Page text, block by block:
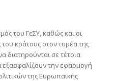
του ΓεΣΥ, καθώς και οι
κράτους στον τομέα της
διατηρούνται σε τέτοια
την εφαρμογή
της Ευρωπαϊκής